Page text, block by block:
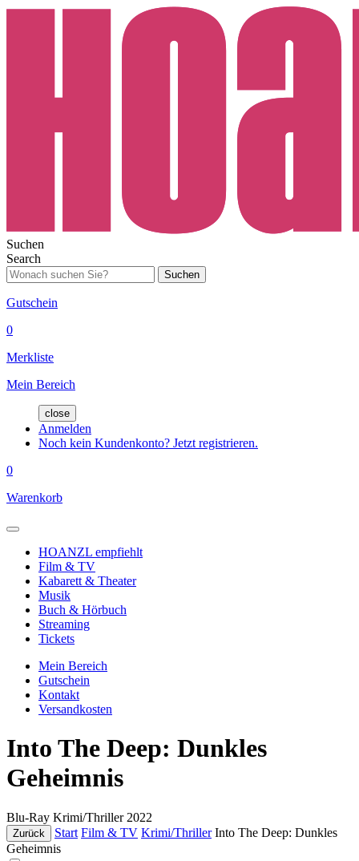
Suchen
Search
Suchen
Gutschein
0
Merkliste
Mein Bereich
close
Anmelden
Noch kein Kundenkonto? Jetzt registrieren.
0
Warenkorb
HOANZL empfiehlt
Film & TV
Kabarett & Theater
Musik
Buch & Hörbuch
Streaming
Tickets
Mein Bereich
Gutschein
Kontakt
Versandkosten
Into The Deep: Dunkles
Geheimnis
Blu-Ray Krimi/Thriller 2022
Zurück Start Film & TV Krimi/Thriller Into The Deep: Dunkles
Geheimnis